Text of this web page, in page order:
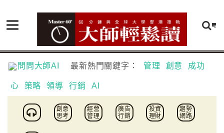
問問大師AI 最新熱門關鍵字： 管理 創意 成功
心 策略 領導 行銷 AI
創意
思考
經營
管理
廣告
行銷
投資
理財
趨勢
網路